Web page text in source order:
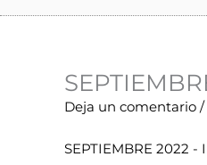
Deja un comentario /
SEPTIEMBRE 2022 -
Correo
Web